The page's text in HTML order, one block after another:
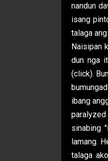
nandun
isang
talaga
Naisipan
dun nga
(click).
ibang
sinabing
lamang.
talaga